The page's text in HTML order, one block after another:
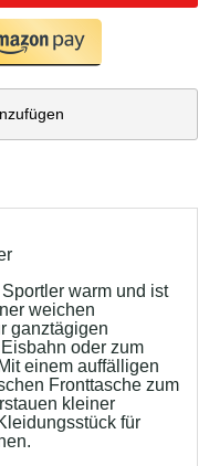
warm und ist
weichen
ganztägigen
oder zum
einem auffälligen
Fronttasche zum
kleiner
für